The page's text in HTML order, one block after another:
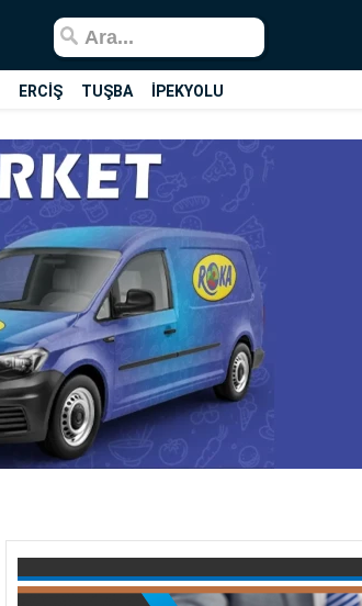
ERCİŞ TUŞBA İPEKYOLU